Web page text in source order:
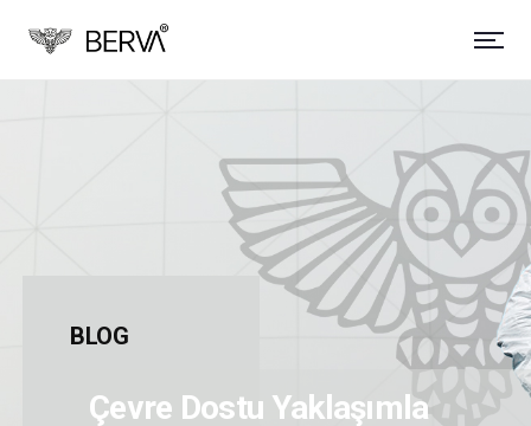
BLOG
Çevre Dostu Yaklaşımla